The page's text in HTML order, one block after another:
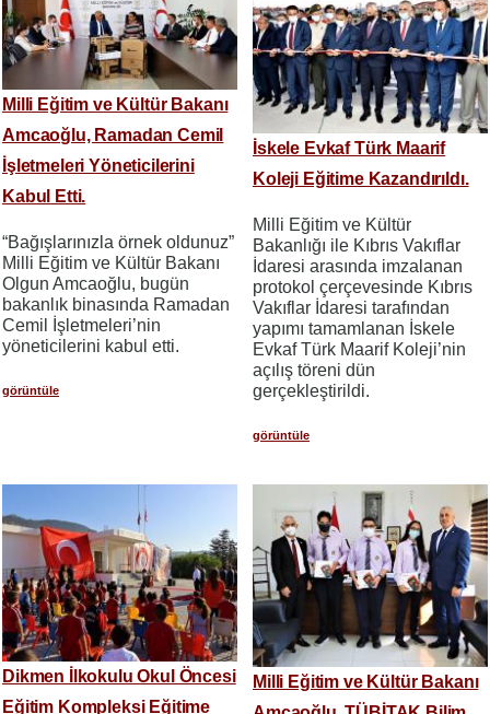
Milli Eğitim ve Kültür Bakanı
Amcaoğlu, Ramadan Cemil
İşletmeleri Yöneticilerini
Kabul Etti.
“Bağışlarınızla örnek oldunuz”
Milli Eğitim ve Kültür Bakanı
Olgun Amcaoğlu, bugün
bakanlık binasında Ramadan
Cemil İşletmeleri’nin
yöneticilerini kabul etti.
görüntüle
İskele Evkaf Türk Maarif
Koleji Eğitime Kazandırıldı.
Milli Eğitim ve Kültür
Bakanlığı ile Kıbrıs Vakıflar
İdaresi arasında imzalanan
protokol çerçevesinde Kıbrıs
Vakıflar İdaresi tarafından
yapımı tamamlanan İskele
Evkaf Türk Maarif Koleji’nin
açılış töreni dün
gerçekleştirildi.
görüntüle
Dikmen İlkokulu Okul Öncesi
Eğitim Kompleksi Eğitime
Milli Eğitim ve Kültür Bakanı